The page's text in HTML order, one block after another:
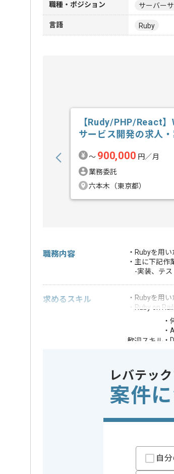
職種・ポジション サーバー
言語 Ruby
【Rudy/PHP/React】
サービス開発の求人
〜 900,000 円／月
業務委託
六本木（東京都）
職務内容
・Rubyを用
・主に下記作
-実装、テス
求めるスキル
・Rubyを用
・Ruby on
歓迎スキル
・
・
・
※上記に似た経
この案件で扱う技術 フレームワーク
業務内容
レバテッ
案件
自